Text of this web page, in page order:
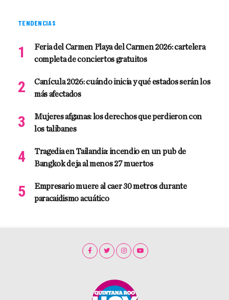
TENDENCIAS
Feria del Carmen Playa del Carmen 2026: cartelera
completa de conciertos gratuitos
Canícula 2026: cuándo inicia y qué estados serán los
más afectados
Mujeres afganas: los derechos que perdieron con
los talibanes
Tragedia en Tailandia: incendio en un pub de
Bangkok deja al menos 27 muertos
Empresario muere al caer 30 metros durante
paracaidismo acuático